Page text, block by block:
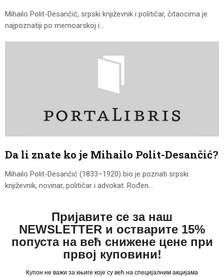
Mihailo Polit-Desančić, srpski književnik i političar, čitaocima je
najpoznatiji po memoarskoj i…
Da li znate ko je Mihailo Polit-Desančić?
Mihailo Polit-Desančić (1833–1920) bio je poznati srpski
književnik, novinar, političar i advokat. Rođen…
Пријавите се за наш
NEWSLETTER и остварите 15%
попуста на већ снижене цене при
првој куповини!
Купон не важи за књиге које су већ на специјалним акцијама